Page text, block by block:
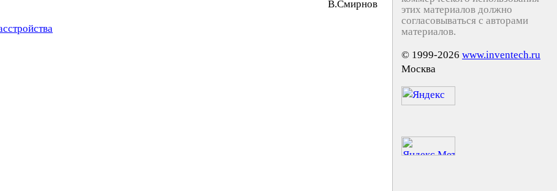
B.Cмиpнoв
этих материалов должно
согласовываться с авторами
материалов.
© 1999-2026 www.inventech.ru
Москва